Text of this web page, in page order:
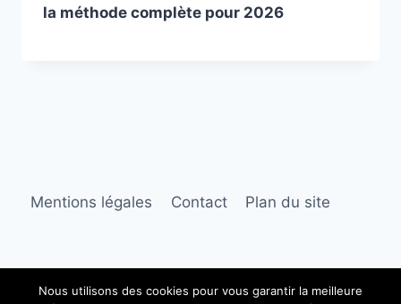
la méthode complète pour 2026
Mentions légales Contact Plan du site
Nous utilisons des cookies pour vous garantir la meilleure